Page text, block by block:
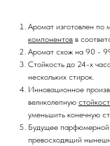
Аромат изготовлен по
компонентов в
Аромат схож на 90 -
Стойкость до 24-х
нескольких стирок.
Инновационное
великолепную
уменьшить конечную
Будущее парфюмерной
превосходящий